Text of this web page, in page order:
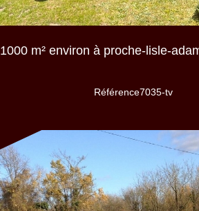
1000 m² environ à proche-lisle-
Référence7035-tv